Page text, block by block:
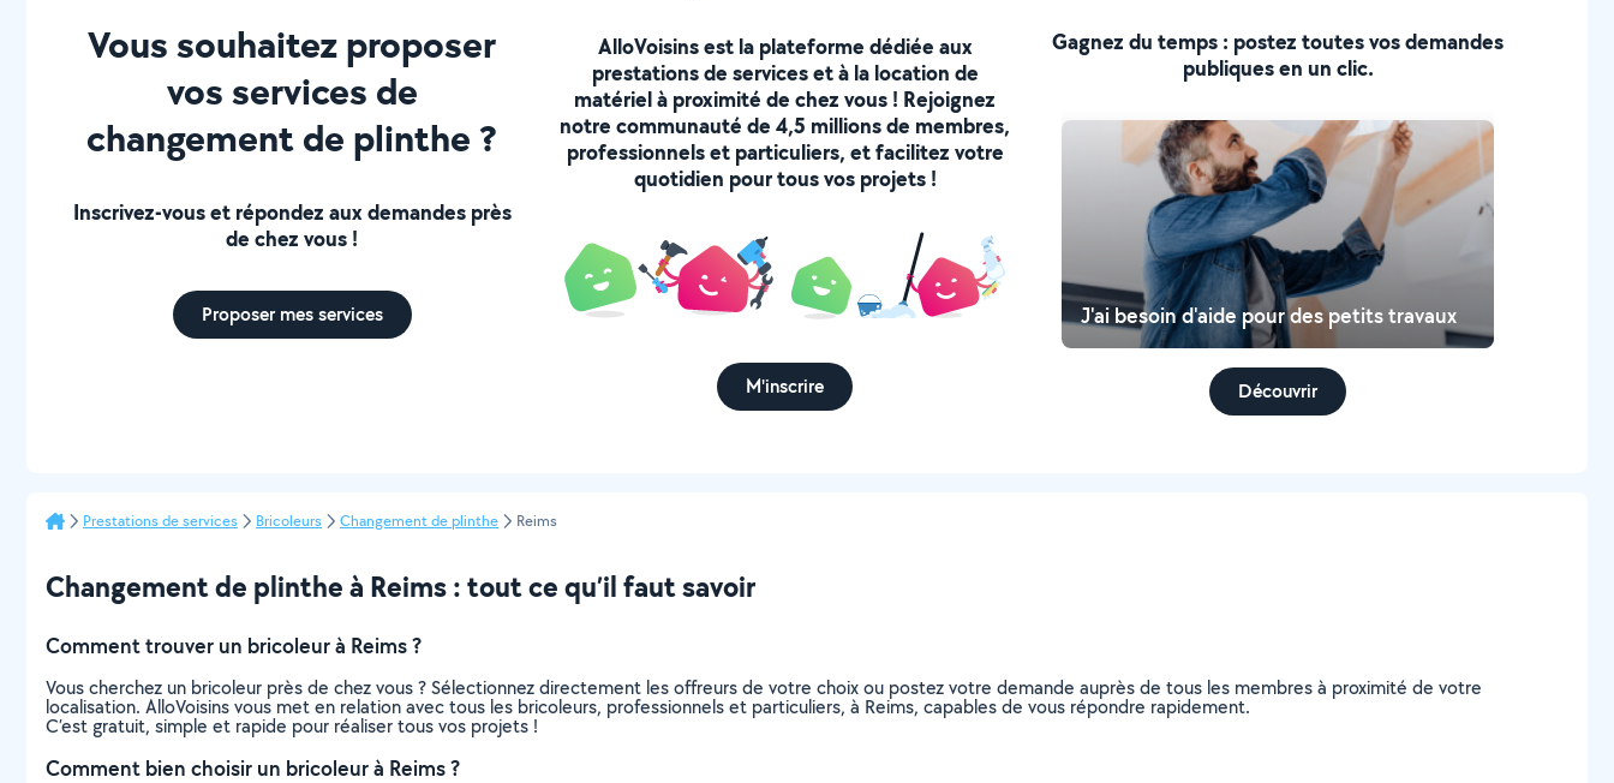
Vous souhaitez proposer
vos services de
changement de plinthe ?
Inscrivez-vous et répondez aux demandes près
de chez vous !
Proposer mes services
AlloVoisins est la plateforme dédiée aux
prestations de services et à la location de
matériel à proximité de chez vous ! Rejoignez
notre communauté de 4,5 millions de membres,
professionnels et particuliers, et facilitez votre
quotidien pour tous vos projets !
M'inscrire
Gagnez du temps : postez toutes vos demandes
publiques en un clic.
J'ai besoin d'aide pour des petits travaux
Découvrir
Prestations de services Bricoleurs Changement de plinthe Reims
Changement de plinthe à Reims : tout ce qu’il faut savoir
Comment trouver un bricoleur à Reims ?
Vous cherchez un bricoleur près de chez vous ? Sélectionnez directement les offreurs de votre choix ou postez votre demande auprès de tous les membres à proximité de votre
localisation. AlloVoisins vous met en relation avec tous les bricoleurs, professionnels et particuliers, à Reims, capables de vous répondre rapidement.
C’est gratuit, simple et rapide pour réaliser tous vos projets !
Comment bien choisir un bricoleur à Reims ?